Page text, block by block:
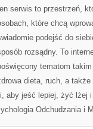
serwis to przestrzeń,
które chcą
podejść do
rozsądny. To
tematom
dieta, ruch, a
aby jeść lepiej, żyć lżej
Odchudzania i